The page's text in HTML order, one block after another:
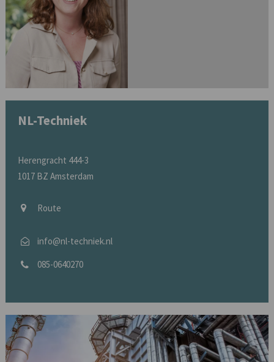
NL-Techniek
Herengracht 444-3
1017 BZ Amsterdam
Route
info@nl-techniek.nl
085-0640270